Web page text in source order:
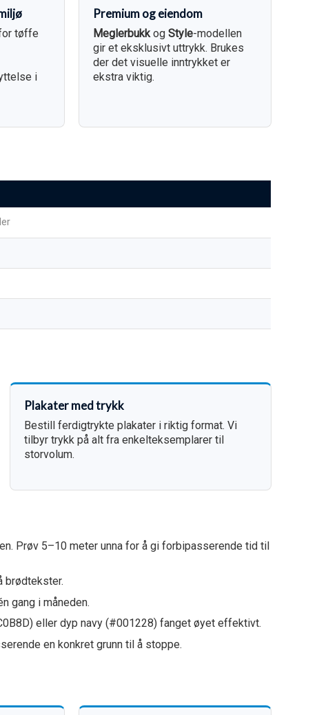
tøffe
i
Premium og eiendom
Meglerbukkog Style-modellen
gir et eksklusivt uttrykk. Brukes
der det visuelle inntrykket er
ekstra viktig.
Plakater med trykk
Bestill ferdigtrykte plakater i riktig format. Vi
tilbyr trykk på alt fra enkelteksemplarer til
storvolum.
Prøv 5–10 meter unna for å gi forbipasserende tid til
brødtekster.
gang i måneden.
eller dyp navy (#001228) fanget øyet effektivt.
en konkret grunn til å stoppe.